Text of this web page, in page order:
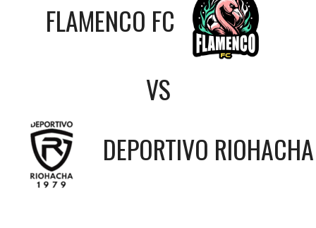
FLAMENCO FC
VS
DEPORTIVO RIOHACHA